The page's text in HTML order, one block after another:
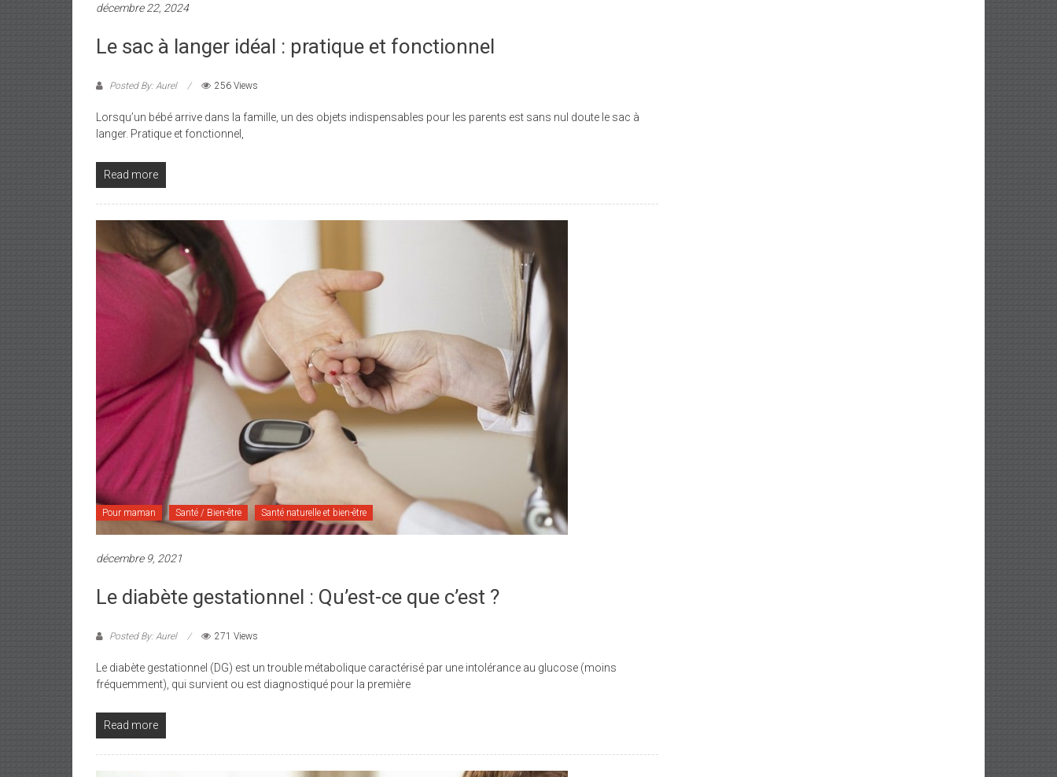
décembre 22, 2024
Le sac à langer idéal : pratique et fonctionnel
Posted By: Aurel 256 Views
Lorsqu’un bébé arrive dans la famille, un des objets indispensables pour les parents est sans nul doute le sac à
langer. Pratique et fonctionnel,
Read more
Pour maman Santé / Bien-être Santé naturelle et bien-être
décembre 9, 2021
Le diabète gestationnel : Qu’est-ce que c’est ?
Posted By: Aurel 271 Views
Le diabète gestationnel (DG) est un trouble métabolique caractérisé par une intolérance au glucose (moins
fréquemment), qui survient ou est diagnostiqué pour la première
Read more